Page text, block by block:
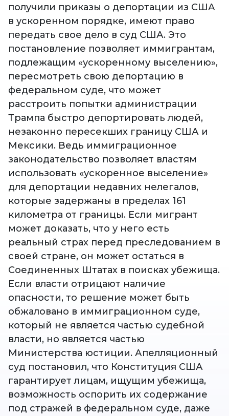
получили приказы о депортации из США
в ускоренном порядке, имеют право
передать свое дело в суд США. Это
постановление позволяет иммигрантам,
подлежащим «ускоренному выселению»,
пересмотреть свою депортацию в
федеральном суде, что может
расстроить попытки администрации
Трампа быстро депортировать людей,
незаконно пересекших границу США и
Мексики. Ведь иммиграционное
законодательство позволяет властям
использовать «ускоренное выселение»
для депортации недавних нелегалов,
которые задержаны в пределах 161
километра от границы. Если мигрант
может доказать, что у него есть
реальный страх перед преследованием в
своей стране, он может остаться в
Соединенных Штатах в поисках убежища.
Если власти отрицают наличие
опасности, то решение может быть
обжаловано в иммиграционном суде,
который не является частью судебной
власти, но является частью
Министерства юстиции. Апелляционный
суд постановил, что Конституция США
гарантирует лицам, ищущим убежища,
возможность оспорить их содержание
под стражей в федеральном суде, даже